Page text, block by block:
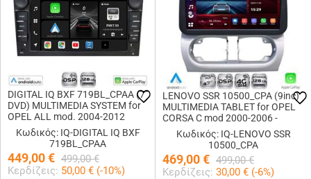
DIGITAL IQ BXF 719BL_CPAA (7"
DVD) MULTIMEDIA SYSTEM for
OPEL ALL mod. 2004-2012
(GLOSS BLACK)
Κωδικός: IQ-DIGITAL IQ BXF
719BL_CPAA
449,00€ 499,00 €
Κερδίζεις: 50,00 € (-10%)
LENOVO SSR 10500_CPA (9inc)
MULTIMEDIA TABLET for OPEL
CORSA C mod 2000-2006 -
TIGRA mod. 2004-2009
Κωδικός: IQ-LENOVO SSR
10500_CPA
469,00€ 499,00 €
Κερδίζεις: 30,00 € (-6%)